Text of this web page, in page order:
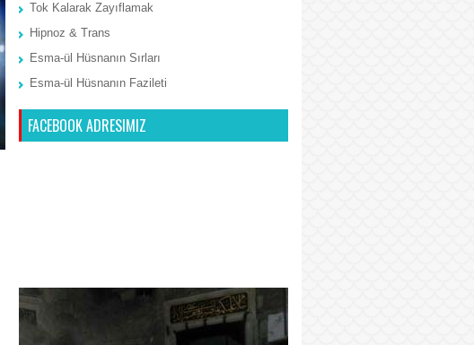
Tok Kalarak Zayıflamak
Hipnoz & Trans
Esma-ül Hüsnanın Sırları
Esma-ül Hüsnanın Fazileti
FACEBOOK ADRESIMIZ